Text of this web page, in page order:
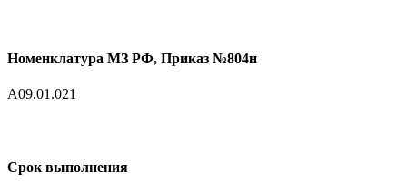
Номенклатура МЗ РФ, Приказ №804н
A09.01.021
Срок выполнения